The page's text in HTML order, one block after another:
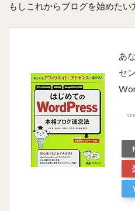
もしこれからブログを始めた
あ
セ